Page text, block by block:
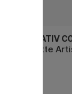
CREATIV
Palette